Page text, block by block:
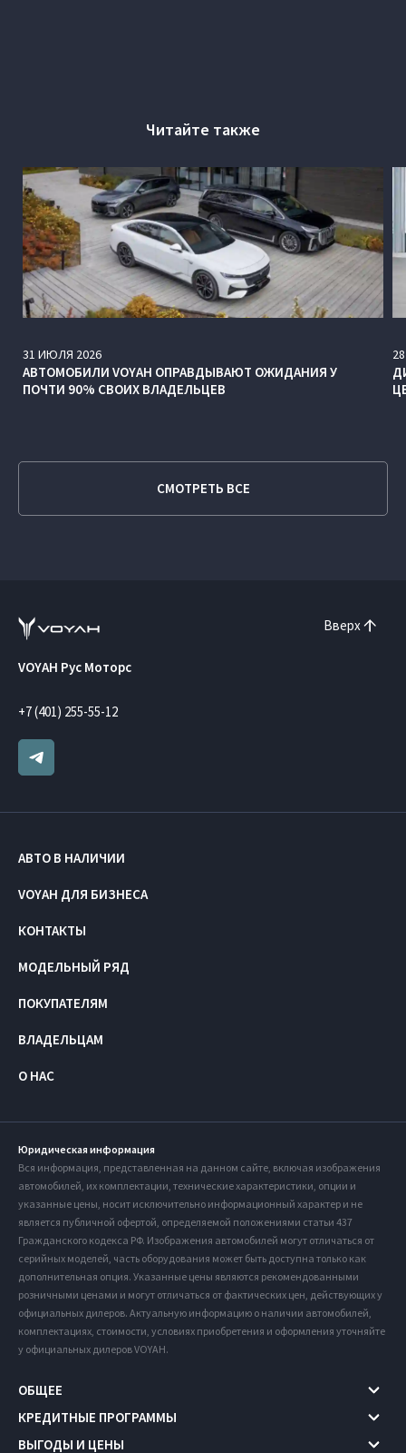
Читайте также
31 ИЮЛЯ 2026
АВТОМОБИЛИ VOYAH ОПРАВДЫВАЮТ ОЖИДАНИЯ У
ПОЧТИ 90% СВОИХ ВЛАДЕЛЬЦЕВ
28
СМОТРЕТЬ ВСЕ
Вверх
VOYAH Рус Моторс
+7 (401) 255-55-12
АВТО В НАЛИЧИИ
VOYAH ДЛЯ БИЗНЕСА
КОНТАКТЫ
МОДЕЛЬНЫЙ РЯД
ПОКУПАТЕЛЯМ
ВЛАДЕЛЬЦАМ
О НАС
Юридическая информация
Вся информация, представленная на данном сайте, включая изображения
автомобилей, их комплектации, технические характеристики, опции и
указанные цены, носит исключительно информационный характер и не
является публичной офертой, определяемой положениями статьи 437
Гражданского кодекса РФ. Изображения автомобилей могут отличаться от
серийных моделей, часть оборудования может быть доступна только как
дополнительная опция. Указанные цены являются рекомендованными
розничными ценами и могут отличаться от фактических цен, действующих у
официальных дилеров. Актуальную информацию о наличии автомобилей,
комплектациях, стоимости, условиях приобретения и оформления уточняйте
у официальных дилеров VOYAH.
ОБЩЕЕ
КРЕДИТНЫЕ ПРОГРАММЫ
ВЫГОДЫ И ЦЕНЫ